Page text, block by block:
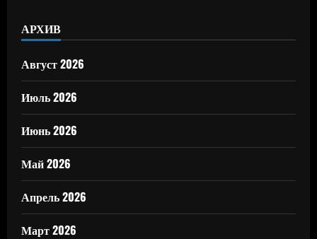
АРХИВ
Август 2026
Июль 2026
Июнь 2026
Май 2026
Апрель 2026
Март 2026